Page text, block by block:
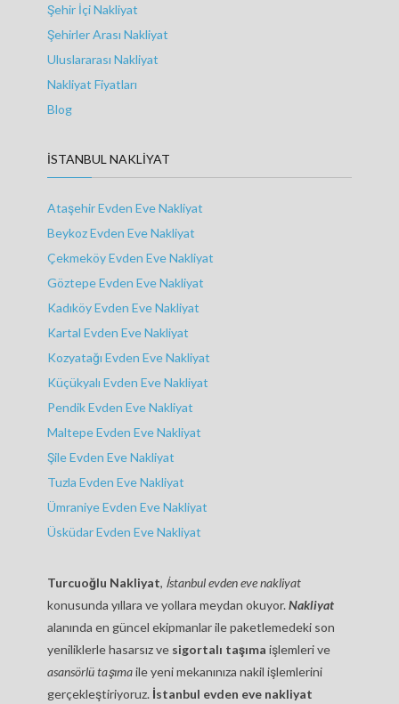
Şehir İçi Nakliyat
Şehirler Arası Nakliyat
Uluslararası Nakliyat
Nakliyat Fiyatları
Blog
İSTANBUL NAKLIYAT
Ataşehir Evden Eve Nakliyat
Beykoz Evden Eve Nakliyat
Çekmeköy Evden Eve Nakliyat
Göztepe Evden Eve Nakliyat
Kadıköy Evden Eve Nakliyat
Kartal Evden Eve Nakliyat
Kozyatağı Evden Eve Nakliyat
Küçükyalı Evden Eve Nakliyat
Pendik Evden Eve Nakliyat
Maltepe Evden Eve Nakliyat
Şile Evden Eve Nakliyat
Tuzla Evden Eve Nakliyat
Ümraniye Evden Eve Nakliyat
Üsküdar Evden Eve Nakliyat
Turcuoğlu Nakliyat, İstanbul evden eve nakliyat
konusunda yıllara ve yollara meydan okuyor.Nakliyat
alanında en güncel ekipmanlar ile paketlemedeki son
yeniliklerle hasarsız ve sigortalı taşıma işlemleri ve
asansörlü taşımaile yeni mekanınıza nakil işlemlerini
gerçekleştiriyoruz. İstanbul evden eve nakliyat